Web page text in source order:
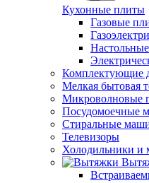
Кухонные плиты
Газовые
Комплектующие
Мелкая бытовая
Микроволновые
Посудомоечные
Стиральные
Телевизоры
Холодильники и